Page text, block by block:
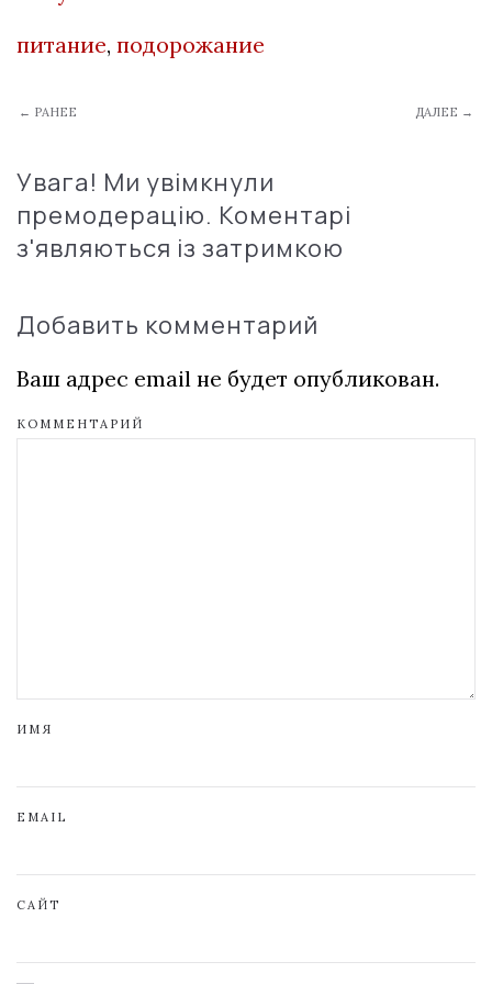
питание, подорожание
← РАНЕЕ ДАЛЕЕ →
Увага! Ми увімкнули
премодерацію. Коментарі
з'являються із затримкою
Добавить комментарий
Ваш адрес email не будет опубликован.
КОММЕНТАРИЙ
ИМЯ
EMAIL
САЙТ